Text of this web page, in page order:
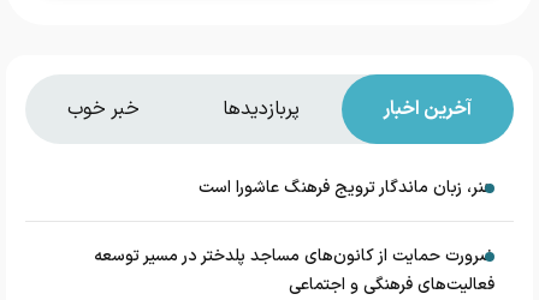
آخرین اخبار پربازدیدها خبر خوب
هنر، زبان ماندگار ترویج فرهنگ عاشورا است
ضرورت حمایت از کانون‌های مساجد پلدختر در مسیر توسعه
فعالیت‌های فرهنگی و اجتماعی